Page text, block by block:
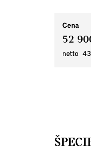
Cena
52
netto